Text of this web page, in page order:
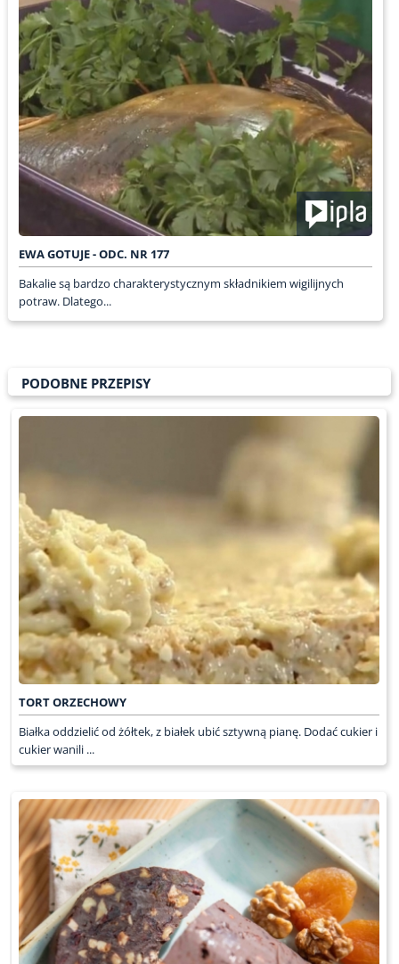
EWA GOTUJE - ODC. NR 177
Bakalie są bardzo charakterystycznym składnikiem wigilijnych
potraw. Dlatego...
PODOBNE PRZEPISY
TORT ORZECHOWY
Białka oddzielić od żółtek, z białek ubić sztywną pianę. Dodać cukier i
cukier wanili ...